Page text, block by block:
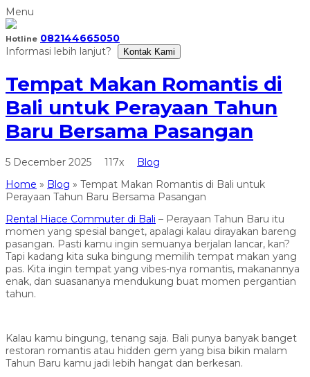
Menu
Hotline 082144665050
Informasi lebih lanjut?
Kontak Kami
Tempat Makan Romantis di
Bali untuk Perayaan Tahun
Baru Bersama Pasangan
5 December 2025 117x
Blog
Home » Blog » Tempat Makan Romantis di Bali untuk
Perayaan Tahun Baru Bersama Pasangan
Rental Hiace Commuter di Bali – Perayaan Tahun Baru itu
momen yang spesial banget, apalagi kalau dirayakan bareng
pasangan. Pasti kamu ingin semuanya berjalan lancar, kan?
Tapi kadang kita suka bingung memilih tempat makan yang
pas. Kita ingin tempat yang vibes-nya romantis, makanannya
enak, dan suasananya mendukung buat momen pergantian
tahun.
Kalau kamu bingung, tenang saja. Bali punya banyak banget
restoran romantis atau hidden gem yang bisa bikin malam
Tahun Baru kamu jadi lebih hangat dan berkesan.